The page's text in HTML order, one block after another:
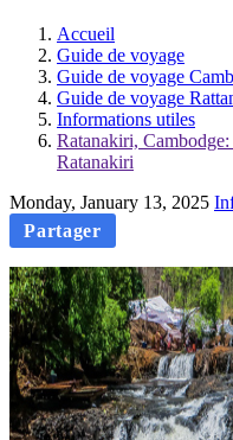
Accueil
Guide de voyage
Guide de voyage
Guide de voyage
Informations utiles
Ratanakiri,
Ratanakiri
Monday, January 13, 2025
Partager